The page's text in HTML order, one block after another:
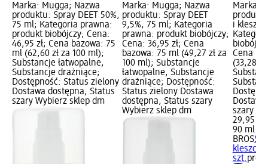
Marka: Mugga; Nazwa
produktu: Spray DEET 50%,
75 ml; Kategoria prawna:
produkt biobójczy; Cena:
46,95 zł; Cena bazowa: 75
ml (62,60 zł za 100 ml);
Substancje łatwopalne,
Substancje drażniące;
Dostępność: Status zielony
Dostawa dostępna, Status
szary Wybierz sklep dm
Marka: Mugga; Nazwa
produktu: Spray DEET
9,5%, 75 ml; Kategoria
prawna: produkt biobójczy;
Cena: 36,95 zł; Cena
bazowa: 75 ml (49,27 zł za
100 ml); Substancje
łatwopalne, Substancje
drażniące; Dostępność:
Status zielony Dostawa
dostępna, Status szary
Wybierz sklep dm
Marka:
i
Cena
(33,28
szary
29,95 zł
90 ml
BROS
kleszcze
szt.